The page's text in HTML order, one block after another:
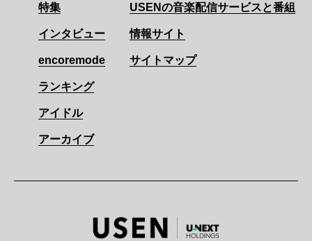
特集
インタビュー
encoremode
ランキング
アイドル
アーカイブ
USENの音楽配信サービスと番組
情報サイト
サイトマップ